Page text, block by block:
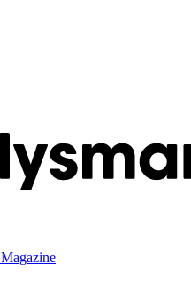
Magazine